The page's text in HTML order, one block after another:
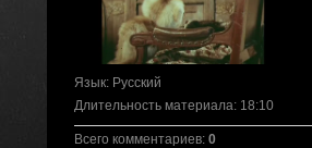
Язык: Русский
Длительность материала: 18:10
Всего комментариев: 0